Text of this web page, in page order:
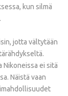
kun silmä
jotta vältytään
Nikoneissa ei sitä
Näistä vaan